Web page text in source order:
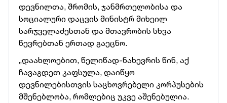
დევნილთა, შრომის, ჯანმრთელობისა და
სოციალური დაცვის მინისტრ მიხეილ
სარჯველაძესთან და მთავრობის სხვა
წევრებთან ერთად გაეცნო.
„დაახლოებით, წელიწად-ნახევრის წინ, აქ
ჩავაგდეთ კაფსულა, დაიწყო
დევნილებისთვის საცხოვრებელი კორპუსების
მშენებლობა, რომლებიც უკვე აშენებულია.